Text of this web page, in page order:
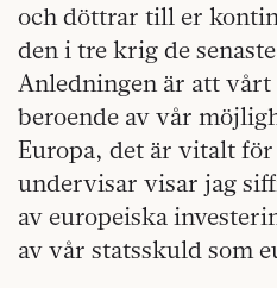
och döttrar till er
den i tre krig de
Anledningen är att vårt
beroende av vår
Europa, det är vitalt
undervisar visar jag
av europeiska
av vår statsskuld som